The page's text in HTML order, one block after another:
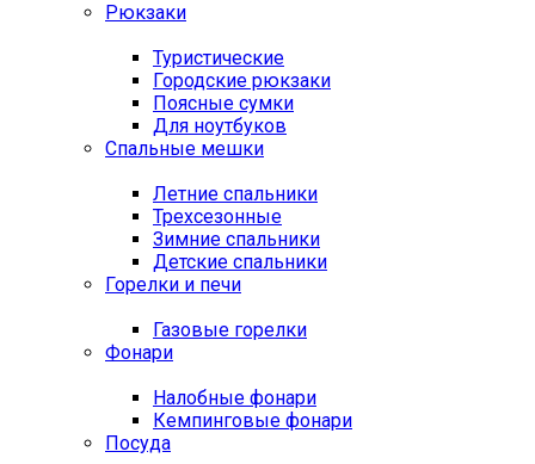
Рюкзаки
Туристические
Городские рюкзаки
Поясные сумки
Для ноутбуков
Спальные мешки
Летние спальники
Трехсезонные
Зимние спальники
Детские спальники
Горелки и печи
Газовые горелки
Фонари
Налобные фонари
Кемпинговые фонари
Посуда